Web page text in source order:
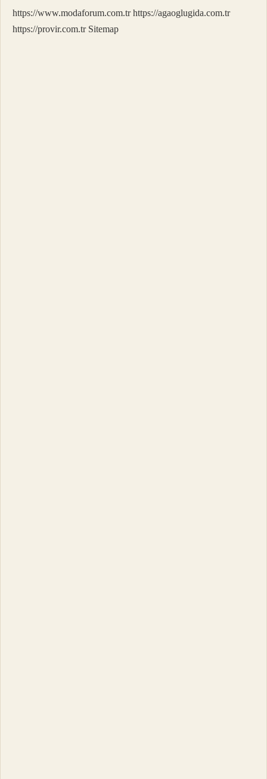
https://www.modaforum.com.tr https://agaoglugida.com.tr
https://provir.com.tr Sitemap